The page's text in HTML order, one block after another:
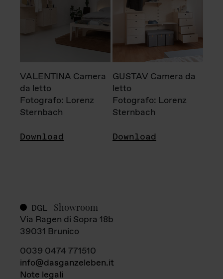
VALENTINA Camera
da letto
Fotografo: Lorenz
Sternbach
Download
GUSTAV Camera da
letto
Fotografo: Lorenz
Sternbach
Download
DGL Showroom
Via Ragen di Sopra 18b
39031 Brunico
0039 0474 771510
info@dasganzeleben.it
Note legali